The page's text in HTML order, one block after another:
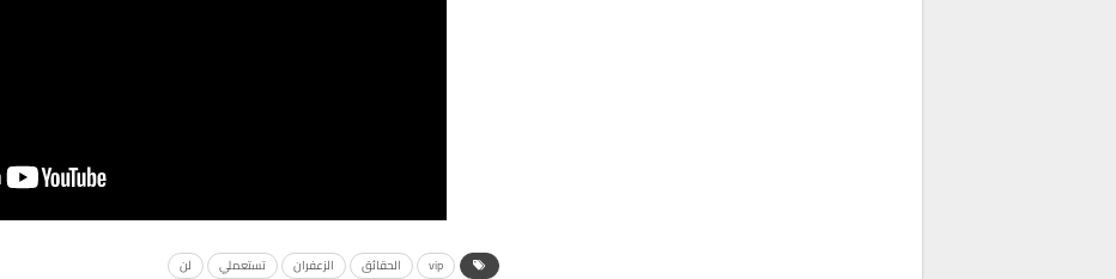
vip الحقائق الزعفران تستعملي لن